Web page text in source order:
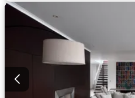
Ascensor